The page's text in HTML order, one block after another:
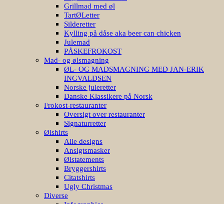
Grillmad med øl
TartØLetter
Silderetter
Kylling på dåse aka beer can chicken
Julemad
PÅSKEFROKOST
Mad- og ølsmagning
ØL- OG MADSMAGNING MED JAN-ERIK
INGVALDSEN
Norske juleretter
Danske Klassikere på Norsk
Frokost-restauranter
Oversigt over restauranter
Signaturretter
Ølshirts
Alle designs
Ansigtsmasker
Ølstatements
Bryggershirts
Citatshirts
Ugly Christmas
Diverse